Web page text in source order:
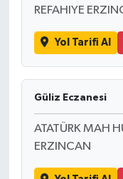
REFAHIYE
Yol Tarifi Al
Güliz Eczanesi
ATATÜRK MAH
ERZINCAN